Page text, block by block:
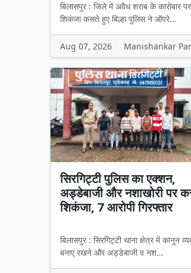
बिलासपुर : जिले में अवैध शराब के कारोबार पर
शिकंजा कसते हुए बिल्हा पुलिस ने ऑपरे...
Aug 07, 2026 Manishankar
सिरगिट्टी पुलिस का एक्शन,
अड्डेबाजी और नशाखोरी पर
शिकंजा, 7 आरोपी गिरफ्तार
बिलासपुर : सिरगिट्टी थाना क्षेत्र में कानून
बनाए रखने और अड्डेबाजी व नश...